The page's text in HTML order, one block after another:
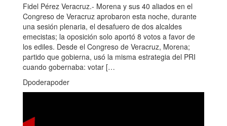
Fidel Pérez Veracruz.- Morena y sus 40 aliados en el
Congreso de Veracruz aprobaron esta noche, durante
una sesión plenaria, el desafuero de dos alcaldes
emecistas; la oposición solo aportó 8 votos a favor de
los ediles. Desde el Congreso de Veracruz, Morena;
partido que gobierna, usó la misma estrategia del PRI
cuando gobernaba: votar […
Dpoderapoder